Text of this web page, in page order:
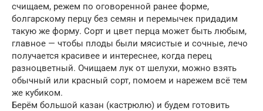
счищаем, режем по оговоренной ранее форме,
болгарскому перцу без семян и перемычек придадим
такую же форму. Сорт и цвет перца может быть любым,
главное — чтобы плоды были мясистые и сочные, лечо
получается красивее и интереснее, когда перец
разноцветный. Очищаем лук от шелухи, можно взять
обычный или красный сорт, помоем и нарежем всё тем
же кубиком.
Берём большой казан (кастрюлю) и будем готовить